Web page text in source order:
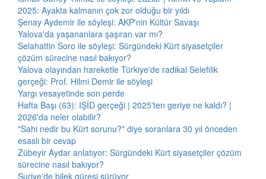
2025: Ayakta kalmanın çok zor olduğu bir yıldı
Şenay Aydemir ile söyleşi: AKP'nin Kültür Savaşı
Yalova'da yaşananlara şaşıran var mı?
Selahattin Soro ile söyleşi: Sürgündeki Kürt siyasetçiler
çözüm sürecine nasıl bakıyor?
Yalova olayından hareketle Türkiye'de radikal Selefilik
gerçeği: Prof. Hilmi Demir ile söyleşi
Yargı vesayetinde son perde
Hafta Başı (63): IŞİD gerçeği | 2025'ten geriye ne kaldı? |
2026'da neler olabilir?
"Sahi nedir bu Kürt sorunu?" diye soranlara 30 yıl önceden
esaslı bir cevap
Zübeyir Aydar anlatıyor: Sürgündeki Kürt siyasetçiler çözüm
sürecine nasıl bakıyor?
Suriye'de bilek güreşi sürüyor